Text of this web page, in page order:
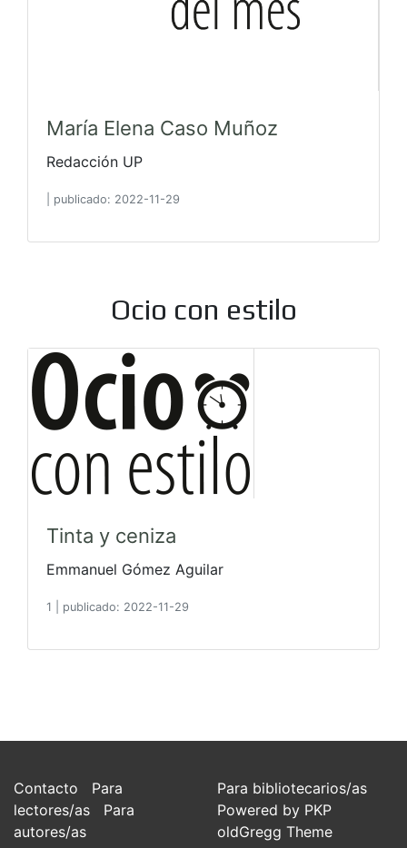
María Elena Caso Muñoz
Redacción UP
publicado: 2022-11-29
Ocio con estilo
Tinta y ceniza
Emmanuel Gómez Aguilar
1 publicado: 2022-11-29
Contacto
Para
lectores/as
Para
autores/as
Para bibliotecarios/as
Powered by PKP
oldGregg Theme